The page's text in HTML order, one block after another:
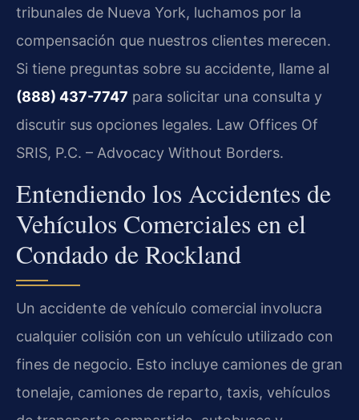
tribunales de Nueva York, luchamos por la
compensación que nuestros clientes merecen.
Si tiene preguntas sobre su accidente, llame al
(888) 437-7747 para solicitar una consulta y
discutir sus opciones legales. Law Offices Of
SRIS, P.C. – Advocacy Without Borders.
Entendiendo los Accidentes de
Vehículos Comerciales en el
Condado de Rockland
Un accidente de vehículo comercial involucra
cualquier colisión con un vehículo utilizado con
fines de negocio. Esto incluye camiones de gran
tonelaje, camiones de reparto, taxis, vehículos